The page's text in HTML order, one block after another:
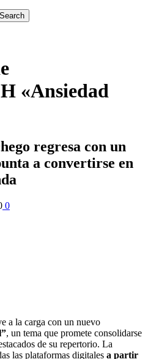
«Ansiedad
regresa con un
a convertirse en
0
a la carga con un nuevo
, un tema que promete consolidarse
de su repertorio. La
las plataformas digitales a partir